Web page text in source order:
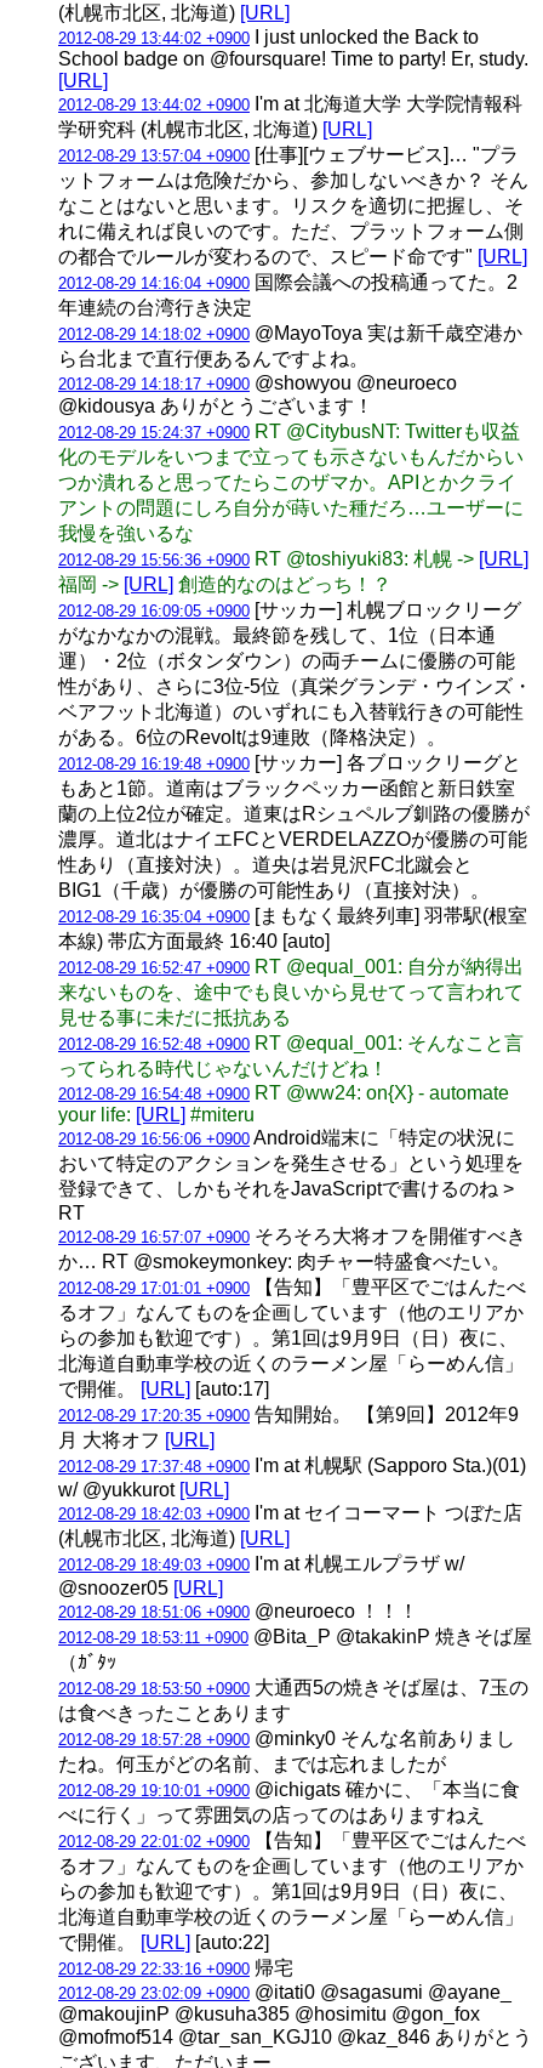
(札幌市北区, 北海道) [URL]
2012-08-29 13:44:02 +0900 I just unlocked the Back to
School badge on @foursquare! Time to party! Er, study.
[URL]
2012-08-29 13:44:02 +0900 I'm at 北海道大学 大学院情報科
学研究科 (札幌市北区, 北海道) [URL]
2012-08-29 13:57:04 +0900 [仕事][ウェブサービス]… "プラ
ットフォームは危険だから、参加しないべきか？ そん
なことはないと思います。リスクを適切に把握し、そ
れに備えれば良いのです。ただ、プラットフォーム側
の都合でルールが変わるので、スピード命です" [URL]
2012-08-29 14:16:04 +0900 国際会議への投稿通ってた。2
年連続の台湾行き決定
2012-08-29 14:18:02 +0900 @MayoToya 実は新千歳空港か
ら台北まで直行便あるんですよね。
2012-08-29 14:18:17 +0900 @showyou @neuroeco
@kidousya ありがとうございます！
2012-08-29 15:24:37 +0900 RT @CitybusNT: Twitterも収益
化のモデルをいつまで立っても示さないもんだからい
つか潰れると思ってたらこのザマか。APIとかクライ
アントの問題にしろ自分が蒔いた種だろ…ユーザーに
我慢を強いるな
2012-08-29 15:56:36 +0900 RT @toshiyuki83: 札幌 -> [URL]
福岡 -> [URL] 創造的なのはどっち！？
2012-08-29 16:09:05 +0900 [サッカー] 札幌ブロックリーグ
がなかなかの混戦。最終節を残して、1位（日本通
運）・2位（ボタンダウン）の両チームに優勝の可能
性があり、さらに3位-5位（真栄グランデ・ウインズ・
ベアフット北海道）のいずれにも入替戦行きの可能性
がある。6位のRevoltは9連敗（降格決定）。
2012-08-29 16:19:48 +0900 [サッカー] 各ブロックリーグと
もあと1節。道南はブラックペッカー函館と新日鉄室
蘭の上位2位が確定。道東はRシュペルブ釧路の優勝が
濃厚。道北はナイエFCとVERDELAZZOが優勝の可能
性あり（直接対決）。道央は岩見沢FC北蹴会と
BIG1（千歳）が優勝の可能性あり（直接対決）。
2012-08-29 16:35:04 +0900 [まもなく最終列車] 羽帯駅(根室
本線) 帯広方面最終 16:40 [auto]
2012-08-29 16:52:47 +0900 RT @equal_001: 自分が納得出
来ないものを、途中でも良いから見せてって言われて
見せる事に未だに抵抗ある
2012-08-29 16:52:48 +0900 RT @equal_001: そんなこと言
ってられる時代じゃないんだけどね！
2012-08-29 16:54:48 +0900 RT @ww24: on{X} - automate
your life: [URL] #miteru
2012-08-29 16:56:06 +0900 Android端末に「特定の状況に
おいて特定のアクションを発生させる」という処理を
登録できて、しかもそれをJavaScriptで書けるのね >
RT
2012-08-29 16:57:07 +0900 そろそろ大将オフを開催すべき
か… RT @smokeymonkey: 肉チャー特盛食べたい。
2012-08-29 17:01:01 +0900 【告知】「豊平区でごはんたべ
るオフ」なんてものを企画しています（他のエリアか
らの参加も歓迎です）。第1回は9月9日（日）夜に、
北海道自動車学校の近くのラーメン屋「らーめん信」
で開催。
[URL] [auto:17]
2012-08-29 17:20:35 +0900 告知開始。 【第9回】2012年9
月 大将オフ [URL]
2012-08-29 17:37:48 +0900 I'm at 札幌駅 (Sapporo Sta.)(01)
w/ @yukkurot [URL]
2012-08-29 18:42:03 +0900 I'm at セイコーマート つぼた店
(札幌市北区, 北海道) [URL]
2012-08-29 18:49:03 +0900 I'm at 札幌エルプラザ w/
@snoozer05 [URL]
2012-08-29 18:51:06 +0900 @neuroeco ！！！
2012-08-29 18:53:11 +0900 @Bita_P @takakinP 焼きそば屋
（ｶﾞﾀｯ
2012-08-29 18:53:50 +0900 大通西5の焼きそば屋は、7玉の
は食べきったことあります
2012-08-29 18:57:28 +0900 @minky0 そんな名前ありまし
たね。何玉がどの名前、までは忘れましたが
2012-08-29 19:10:01 +0900 @ichigats 確かに、「本当に食
べに行く」って雰囲気の店ってのはありますねえ
2012-08-29 22:01:02 +0900 【告知】「豊平区でごはんたべ
るオフ」なんてものを企画しています（他のエリアか
らの参加も歓迎です）。第1回は9月9日（日）夜に、
北海道自動車学校の近くのラーメン屋「らーめん信」
で開催。
[URL] [auto:22]
2012-08-29 22:33:16 +0900 帰宅
2012-08-29 23:02:09 +0900 @itati0 @sagasumi @ayane_
@makoujinP @kusuha385 @hosimitu @gon_fox
@mofmof514 @tar_san_KGJ10 @kaz_846 ありがとう
ございます、ただいまー